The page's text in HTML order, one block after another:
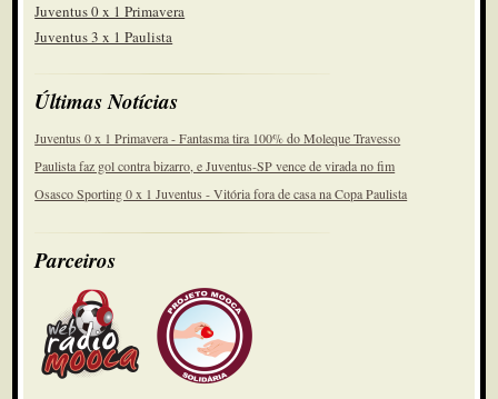
Juventus 0 x 1 Primavera
Juventus 3 x 1 Paulista
Últimas Notícias
Juventus 0 x 1 Primavera - Fantasma tira 100% do Moleque Travesso
Paulista faz gol contra bizarro, e Juventus-SP vence de virada no fim
Osasco Sporting 0 x 1 Juventus - Vitória fora de casa na Copa Paulista
Parceiros